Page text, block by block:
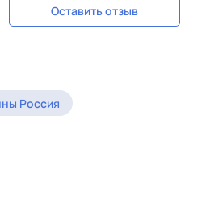
Оставить отзыв
Россия